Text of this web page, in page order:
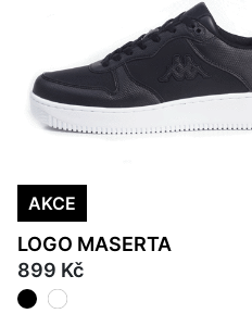
AKCE
LOGO MASERTA
899 Kč